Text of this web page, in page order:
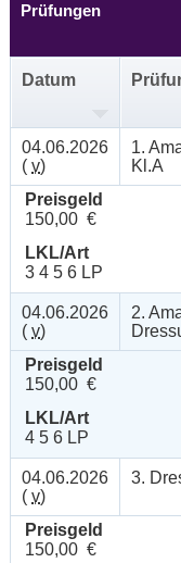
Prüfungen
Datum
04.06.2026
( v)
1.
Kl.A
Preisgeld
150,00 €
LKL/Art
3 4 5 6 LP
04.06.2026
( v)
2.
Preisgeld
150,00 €
LKL/Art
4 5 6 LP
04.06.2026
( v)
3.
Preisgeld
150,00 €